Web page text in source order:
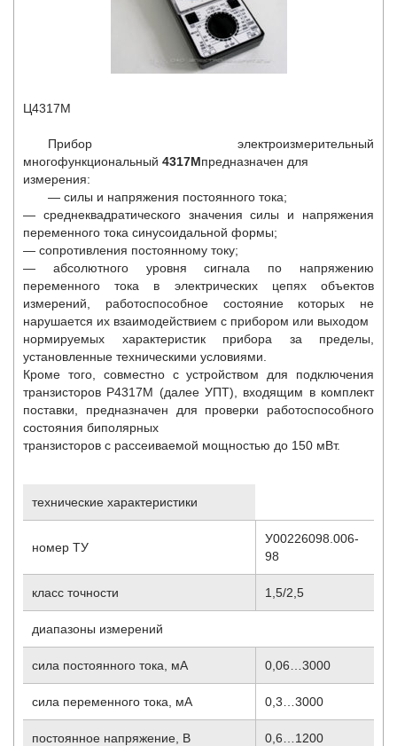
Ц4317М
Прибор электроизмерительный
многофункциональный 4317Мпредназначен для
измерения:
— силы и напряжения постоянного тока;
— среднеквадратического значения силы и напряжения
переменного тока синусоидальной формы;
— сопротивления постоянному току;
— абсолютного уровня сигнала по напряжению
переменного тока в электрических цепях объектов
измерений, работоспособное состояние которых не
нарушается их взаимодействием с прибором или выходом
нормируемых характеристик прибора за пределы,
установленные техническими условиями.
Кроме того, совместно с устройством для подключения
транзисторов Р4317М (далее УПТ), входящим в комплект
поставки, предназначен для проверки работоспособного
состояния биполярных
транзисторов с рассеиваемой мощностью до 150 мВт.
технические характеристики
номер ТУ
У00226098.006-
98
класс точности 1,5/2,5
диапазоны измерений
сила постоянного тока, мА 0,06…3000
сила переменного тока, мА 0,3…3000
постоянное напряжение, В 0,6…1200